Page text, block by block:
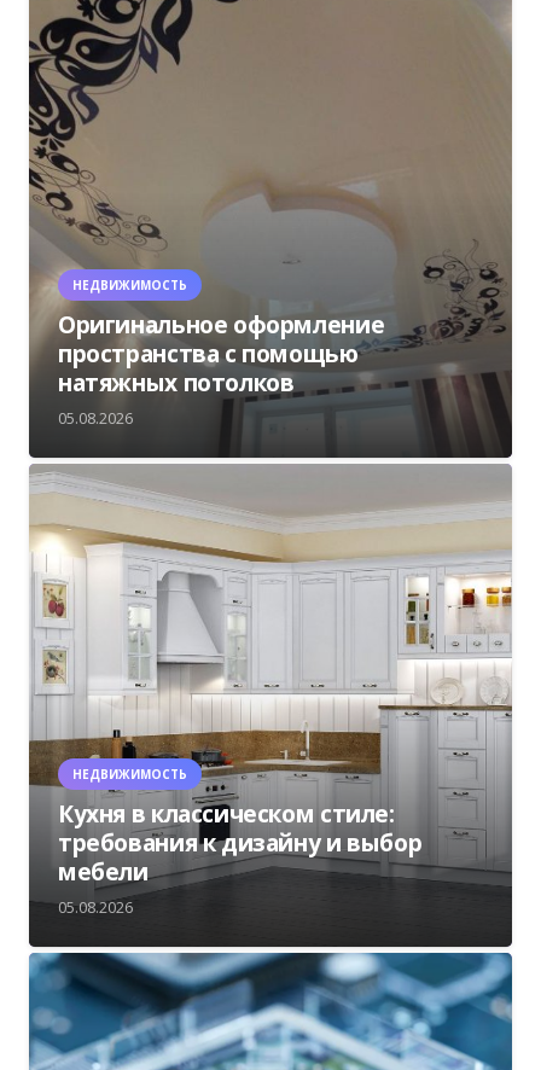
НЕДВИЖИМОСТЬ
Оригинальное оформление
пространства с помощью
натяжных потолков
05.08.2026
НЕДВИЖИМОСТЬ
Кухня в классическом стиле:
требования к дизайну и выбор
мебели
05.08.2026